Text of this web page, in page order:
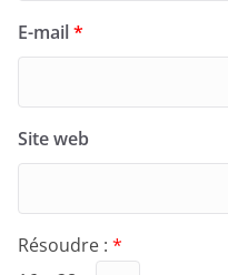
E-mail*
Site web
Résoudre : *